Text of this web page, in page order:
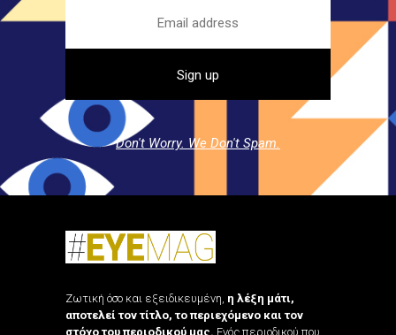
Don't Worry. We Don't Spam.
Ζωτική όσο και εξειδικευμένη, η λέξη μάτι,
αποτελεί τον τίτλο, το περιεχόμενο και τον
στόχο του περιοδικού μας. Ενός περιοδικού που